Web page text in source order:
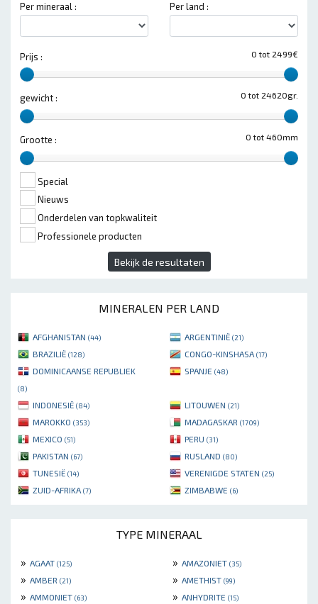
Per mineraal : Per land :
0 tot 2499€
Prijs :
0 tot 24620gr.
gewicht :
0 tot 460mm
Grootte :
Special
Nieuws
Onderdelen van topkwaliteit
Professionele producten
Bekijk de resultaten
MINERALEN PER LAND
AFGHANISTAN (44) ARGENTINIË (21)
BRAZILIË (128) CONGO-KINSHASA (17)
DOMINICAANSE REPUBLIEK
(8)
SPANJE (48)
INDONESIË (84) LITOUWEN (21)
MAROKKO (353) MADAGASKAR (1709)
MEXICO (51) PERU (31)
PAKISTAN (67) RUSLAND (80)
TUNESIË (14) VERENIGDE STATEN (25)
ZUID-AFRIKA (7) ZIMBABWE (6)
TYPE MINERAAL
» AGAAT (125) » AMAZONIET (35)
» AMBER (21) » AMETHIST (99)
» AMMONIET (63) » ANHYDRITE (15)